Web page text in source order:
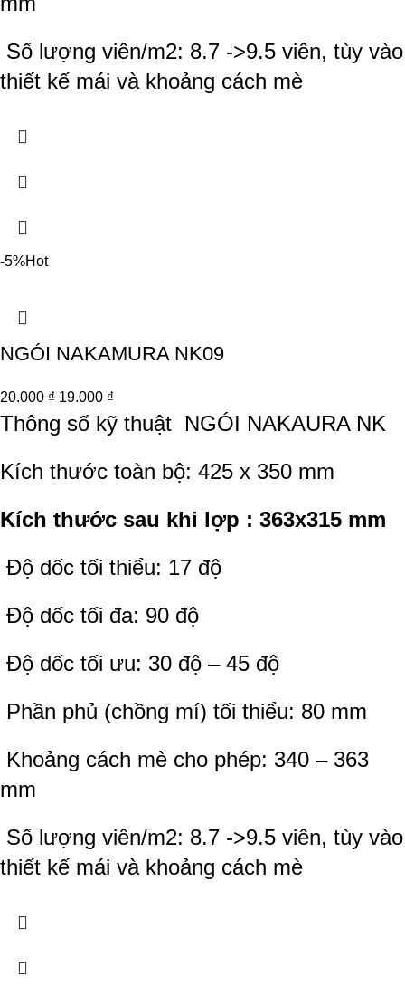
Số lượng viên/m2: 8.7 ->9.5 viên, tùy vào
thiết kế mái và khoảng cách mè
-5%Hot
NGÓI NAKAMURA NK09
20.000₫ 19.000 ₫
Thông số kỹ thuật NGÓI NAKAURA NK
Kích thước toàn bộ: 425 x 350 mm
Kích thước sau khi lợp : 363x315 mm
Độ dốc tối thiểu: 17 độ
Độ dốc tối đa: 90 độ
Độ dốc tối ưu: 30 độ – 45 độ
Phần phủ (chồng mí) tối thiểu: 80 mm
Khoảng cách mè cho phép: 340 – 363
mm
Số lượng viên/m2: 8.7 ->9.5 viên, tùy vào
thiết kế mái và khoảng cách mè